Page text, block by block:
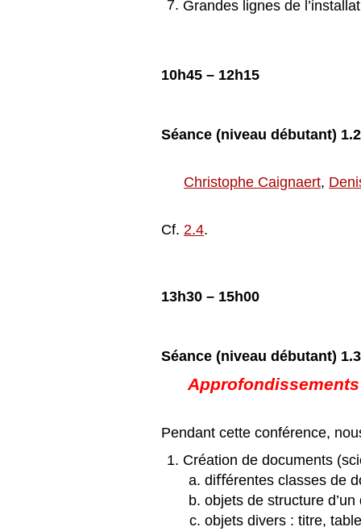
Grandes lignes de
10h45 – 12h15
Séance (niveau débutant) 1.2
Christophe Caignaert,
Cf. 2.4.
13h30 – 15h00
Séance (niveau débutant) 1.3
Pendant cette conférence,
Création de documents
diﬀérentes classes de
objets de structure d’un
objets divers : titre,